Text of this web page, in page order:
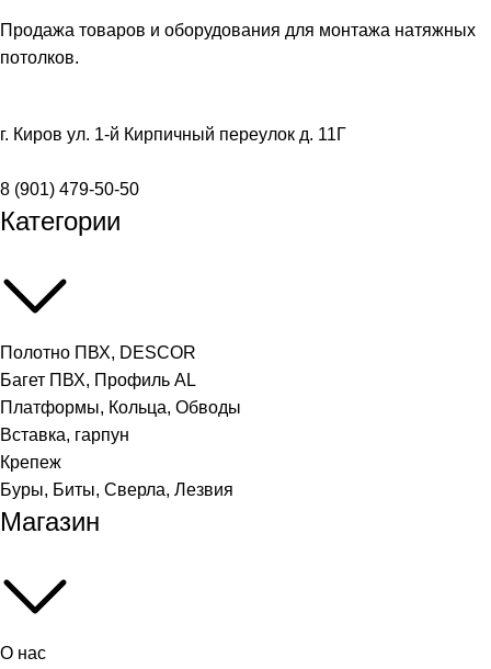
Продажа товаров и оборудования для монтажа натяжных
потолков.
г. Киров ул. 1-й Кирпичный переулок д. 11Г
8 (901) 479-50-50
Категории
Полотно ПВХ, DESCOR
Багет ПВХ, Профиль AL
Платформы, Кольца, Обводы
Вставка, гарпун
Крепеж
Буры, Биты, Сверла, Лезвия
Магазин
О нас